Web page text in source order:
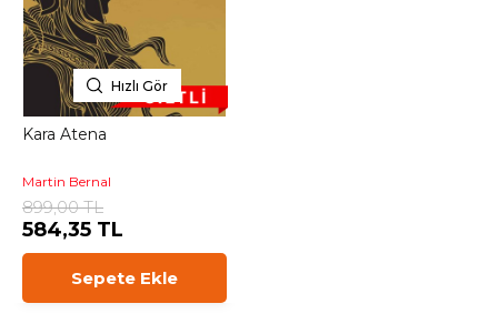
Hızlı Gör
Kara Atena
Martin Bernal
899,00 TL
584,35 TL
Sepete Ekle